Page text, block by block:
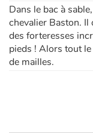
Dans le bac à
chevalier Baston.
des forteresses
pieds ! Alors tout
de mailles.